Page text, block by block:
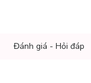
Đánh giá - Hỏi đáp